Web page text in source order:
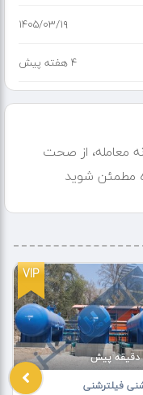
۱۴۰۵/۰۳/۱۹
4 هفته پیش
معامله، از صحت
مطمئن شوید
VIP
فیلترشنی